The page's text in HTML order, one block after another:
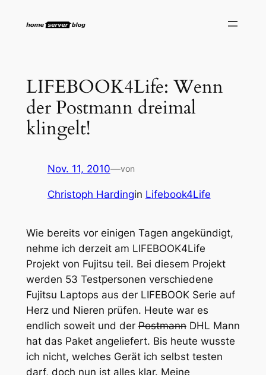
Inhalt
LIFEBOOK4Life: Wenn
der Postmann dreimal
klingelt!
Nov. 11, 2010—von
Christoph Hardingin Lifebook4Life
Wie bereits vor einigen Tagen angekündigt,
nehme ich derzeit am LIFEBOOK4Life
Projekt von Fujitsu teil. Bei diesem Projekt
werden 53 Testpersonen verschiedene
Fujitsu Laptops aus der LIFEBOOK Serie auf
Herz und Nieren prüfen. Heute war es
endlich soweit und derPostmannDHL Mann
hat das Paket angeliefert. Bis heute wusste
ich nicht, welches Gerät ich selbst testen
darf, doch nun ist alles klar. Meine